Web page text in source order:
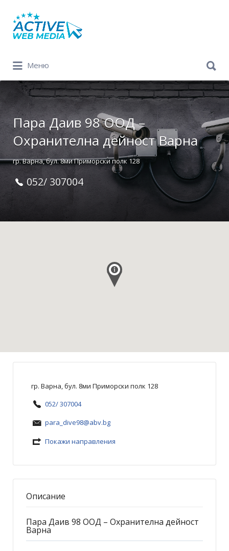
Search
for:
Меню
for:
Пара Даив 98 ООД –
Охранителна дейност Варна
гр. Варна, бул. 8ми Приморски полк 128
052/ 307004
гр. Варна, бул. 8ми Приморски полк 128
052/ 307004
para_dive98@abv.bg
Покажи направления
Описание
Пара Даив 98 ООД – Охранителна дейност
Варна